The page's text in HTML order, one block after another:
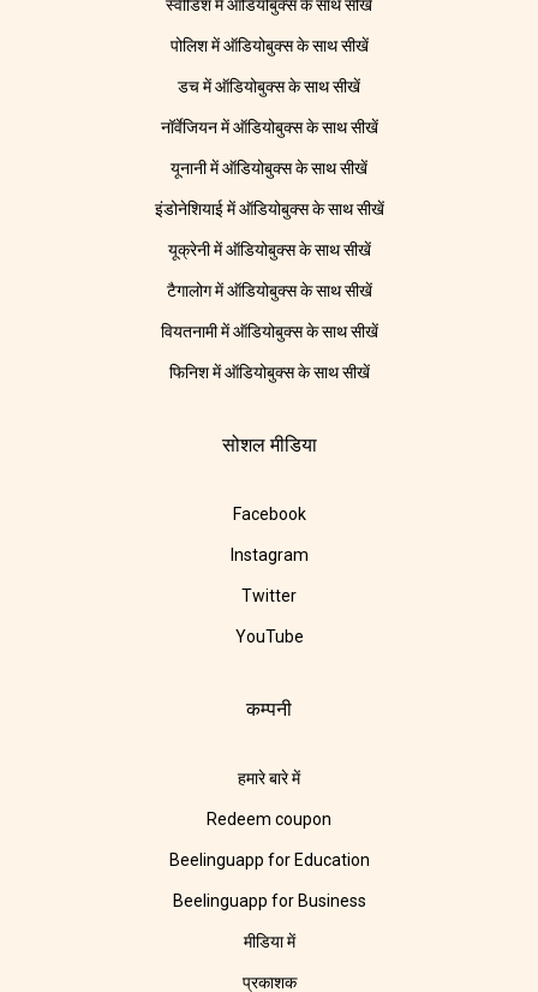
स्वीडिश में ऑडियोबुक्स के साथ सीखें
पोलिश में ऑडियोबुक्स के साथ सीखें
डच में ऑडियोबुक्स के साथ सीखें
नॉर्वेजियन में ऑडियोबुक्स के साथ सीखें
यूनानी में ऑडियोबुक्स के साथ सीखें
इंडोनेशियाई में ऑडियोबुक्स के साथ सीखें
यूक्रेनी में ऑडियोबुक्स के साथ सीखें
टैगालोग में ऑडियोबुक्स के साथ सीखें
वियतनामी में ऑडियोबुक्स के साथ सीखें
फिनिश में ऑडियोबुक्स के साथ सीखें
सोशल मीडिया
Facebook
Instagram
Twitter
YouTube
कम्पनी
हमारे बारे में
Redeem coupon
Beelinguapp for Education
Beelinguapp for Business
मीडिया में
प्रकाशक